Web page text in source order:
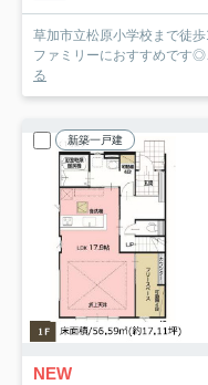
草加市立松原小学校まで徒
ファミリーにおすすめです
る
新築一戸建
NEW